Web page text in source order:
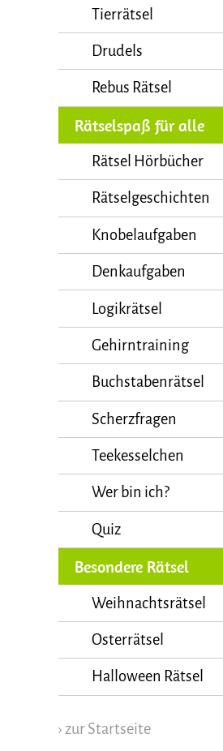
Tierrätsel
Drudels
Rebus Rätsel
Rätselspaß für alle
Rätsel Hörbücher
Rätselgeschichten
Knobelaufgaben
Denkaufgaben
Logikrätsel
Gehirntraining
Buchstabenrätsel
Scherzfragen
Teekesselchen
Wer bin ich?
Quiz
Besondere Rätsel
Weihnachtsrätsel
Osterrätsel
Halloween Rätsel
› zur Startseite